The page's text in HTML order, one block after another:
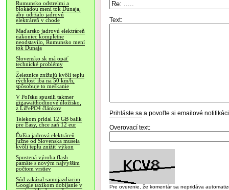
Rumunsko odstrelmi a
blokádou mení tok Dunaja,
aby udržalo jadrovú
elektráreň v chode
Maďarsko jadrovú elektráreň
nakoniec kompletne
neodstavilo, Rumunsko mení
tok Dunaja
Slovensko.sk má opäť
technické problémy
Železnice znižujú kvôli teplu
rýchlosť iba na 50 km/h,
spôsobuje to meškanie
V Poľsku spustili takmer
gigawatthodinové úložisko,
z LiFePO4 článkov
Telekom pridal 12 GB balík
pre Easy, chce zaň 12 eur
Ďalšia jadrová elektráreň
južne od Slovenska musela
kvôli teplu znížiť výkon
Spustená výroba flash
pamäte s novým najvyšším
počtom vrstiev
Súd zakázal samojazdiacim
Google taxíkom dobíjanie v
Text:
Prihláste sa a povoľte si emailové
Overovací text:
Pre overenie, že komentár sa nepridáva